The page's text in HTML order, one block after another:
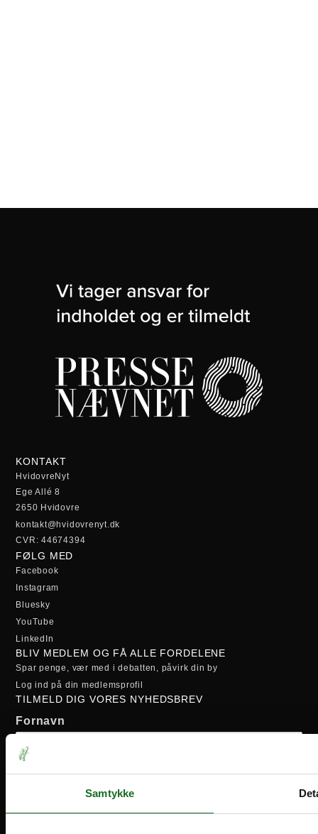
Samtykke
KONTAKT
HvidovreNyt
Ege Allé 8
2650 Hvidovre
kontakt@hvidovrenyt.dk
CVR: 44674394
FØLG MED
Facebook
Instagram
Bluesky
YouTube
LinkedIn
BLIV MEDLEM OG FÅ ALLE FORDELENE
Spar penge, vær med i debatten, påvirk din by
Log ind på din medlemsprofil
TILMELD DIG VORES NYHEDSBREV
Fornavn
Efternavn